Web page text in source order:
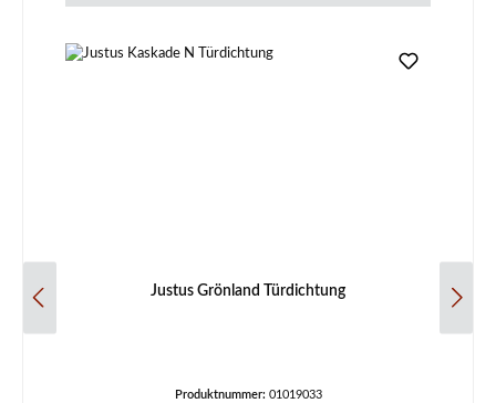
Justus Grönland Türdichtung
Produktnummer: 01019033